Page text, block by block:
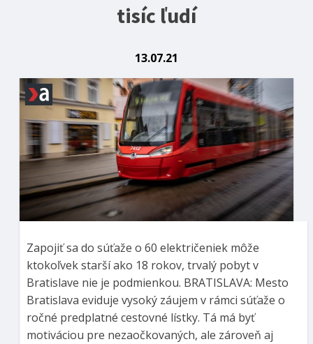
tisíc ľudí
13.07.21
Zapojiť sa do súťaže o 60 električeniek môže
ktokoľvek starší ako 18 rokov, trvalý pobyt v
Bratislave nie je podmienkou. BRATISLAVA: Mesto
Bratislava eviduje vysoký záujem v rámci súťaže o
ročné predplatné cestovné lístky. Tá má byť
motiváciou pre nezaočkovaných, ale zároveň aj